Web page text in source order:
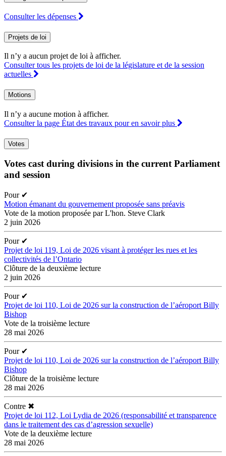
Consulter les dépenses
Projets de loi
Il n’y a aucun projet de loi à afficher.
Consulter tous les projets de loi de la législature et de la session
actuelles
Motions
Il n’y a aucune motion à afficher.
Consulter la page État des travaux pour en savoir plus
Votes
Votes cast during divisions in the current Parliament
and session
Pour ✔
Motion émanant du gouvernement proposée sans préavis
Vote de la motion proposée par L'hon. Steve Clark
2 juin 2026
Pour ✔
Projet de loi 119, Loi de 2026 visant à protéger les rues et les
collectivités de l’Ontario
Clôture de la deuxième lecture
2 juin 2026
Pour ✔
Projet de loi 110, Loi de 2026 sur la construction de l’aéroport Billy
Bishop
Vote de la troisième lecture
28 mai 2026
Pour ✔
Projet de loi 110, Loi de 2026 sur la construction de l’aéroport Billy
Bishop
Clôture de la troisième lecture
28 mai 2026
Contre ✖
Projet de loi 112, Loi Lydia de 2026 (responsabilité et transparence
dans le traitement des cas d’agression sexuelle)
Vote de la deuxième lecture
28 mai 2026